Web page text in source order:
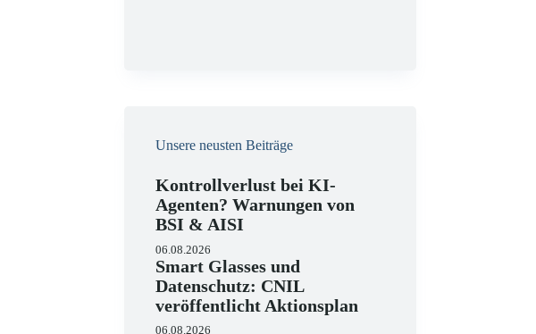
Unsere neusten Beiträge
Kontrollverlust bei KI-
Agenten? Warnungen von
BSI & AISI
06.08.2026
Smart Glasses und
Datenschutz: CNIL
veröffentlicht Aktionsplan
06.08.2026